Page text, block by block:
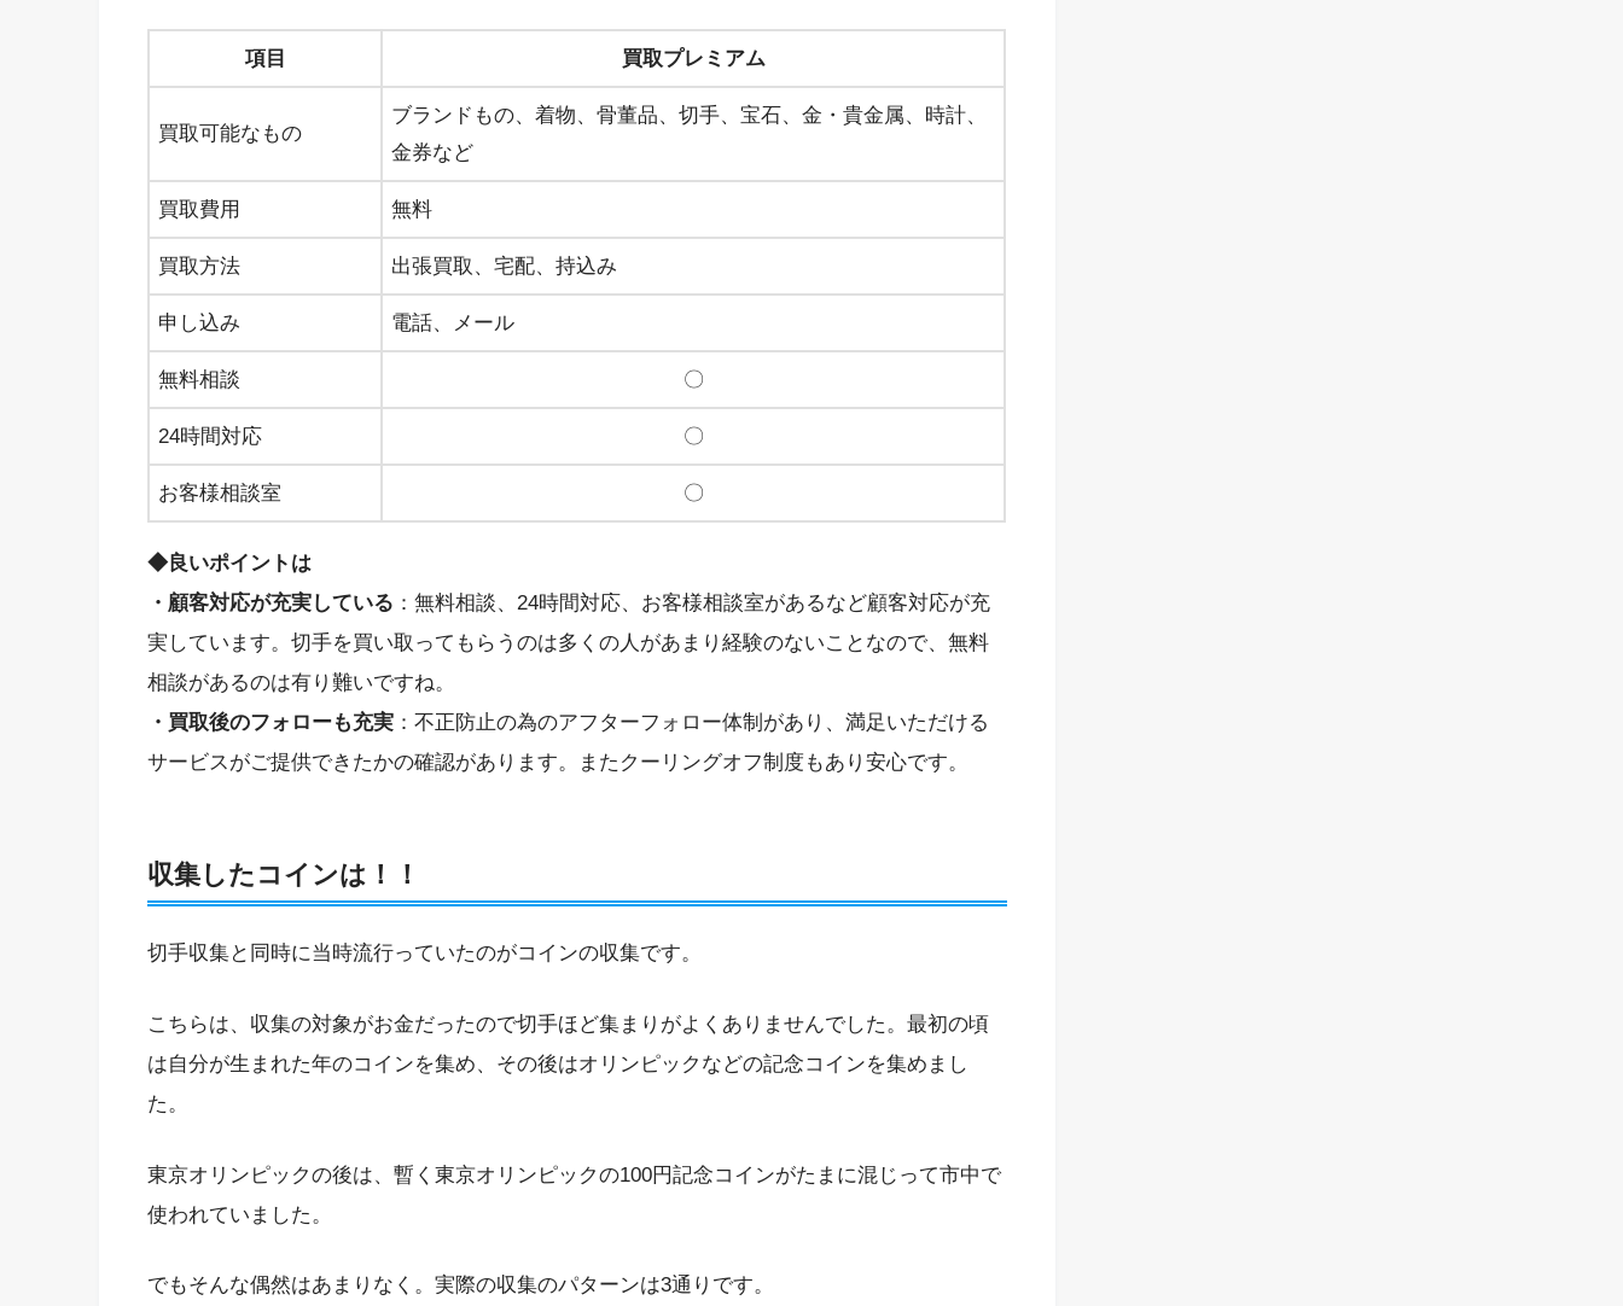
項目 買取プレミアム
買取可能なもの
ブランドもの、着物、骨董品、切手、宝石、金・貴金属、時計、
金券など
買取費用 無料
買取方法 出張買取、宅配、持込み
申し込み 電話、メール
無料相談 〇
24時間対応 〇
お客様相談室 〇
◆良いポイントは
・顧客対応が充実している ：無料相談、24時間対応、お客様相談室があるなど顧客対応が充
実しています。切手を買い取ってもらうのは多くの人があまり経験のないことなので、無料
相談があるのは有り難いですね。
・買取後のフォローも充実 ：不正防止の為のアフターフォロー体制があり、満足いただける
サービスがご提供できたかの確認があります。またクーリングオフ制度もあり安心です。
収集したコインは！！
切手収集と同時に当時流行っていたのがコインの収集です。
こちらは、収集の対象がお金だったので切手ほど集まりがよくありませんでした。最初の頃
は自分が生まれた年のコインを集め、その後はオリンピックなどの記念コインを集めまし
た。
東京オリンピックの後は、暫く東京オリンピックの100円記念コインがたまに混じって市中で
使われていました。
でもそんな偶然はあまりなく。実際の収集のパターンは3通りです。